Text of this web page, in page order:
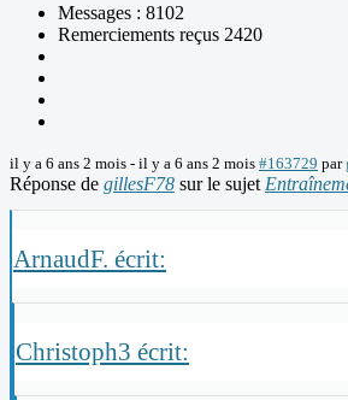
Messages : 8102
Remerciements reçus 2420
il y a 6 ans 2 mois - il y a 6 ans 2 mois #163729 par
Réponse de gillesF78 sur le sujet
ArnaudF. écrit:
Christoph3 écrit: